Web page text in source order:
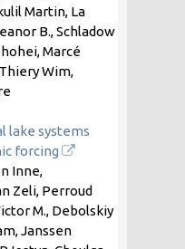
Martin, La
B., Schladow
Marcé
Wim,
lake systems
forcing
Inne,
Zeli, Perroud
M., Debolskiy
Janssen